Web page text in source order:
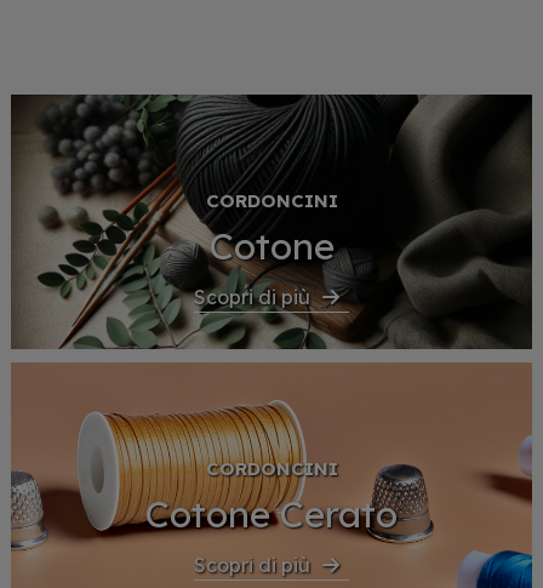
CORDONCINI
Cotone
Scopri di più
CORDONCINI
Cotone Cerato
Scopri di più